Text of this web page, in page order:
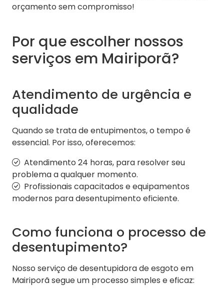
orçamento sem compromisso!
Por que escolher nossos
serviços em Mairiporã?
Atendimento de urgência e
qualidade
Quando se trata de entupimentos, o tempo é
essencial. Por isso, oferecemos:
Atendimento 24 horas, para resolver seu
problema a qualquer momento.
Profissionais capacitados e equipamentos
modernos para desentupimento eficiente.
Como funciona o processo de
desentupimento?
Nosso serviço de desentupidora de esgoto em
Mairiporã segue um processo simples e eficaz: